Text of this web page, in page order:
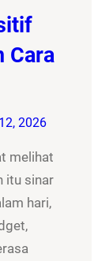
Cara
2026
melihat
itu sinar
hari,